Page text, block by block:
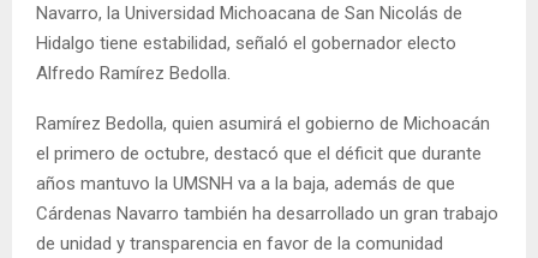
Navarro, la Universidad Michoacana de San Nicolás de
Hidalgo tiene estabilidad, señaló el gobernador electo
Alfredo Ramírez Bedolla.
Ramírez Bedolla, quien asumirá el gobierno de Michoacán
el primero de octubre, destacó que el déficit que durante
años mantuvo la UMSNH va a la baja, además de que
Cárdenas Navarro también ha desarrollado un gran trabajo
de unidad y transparencia en favor de la comunidad